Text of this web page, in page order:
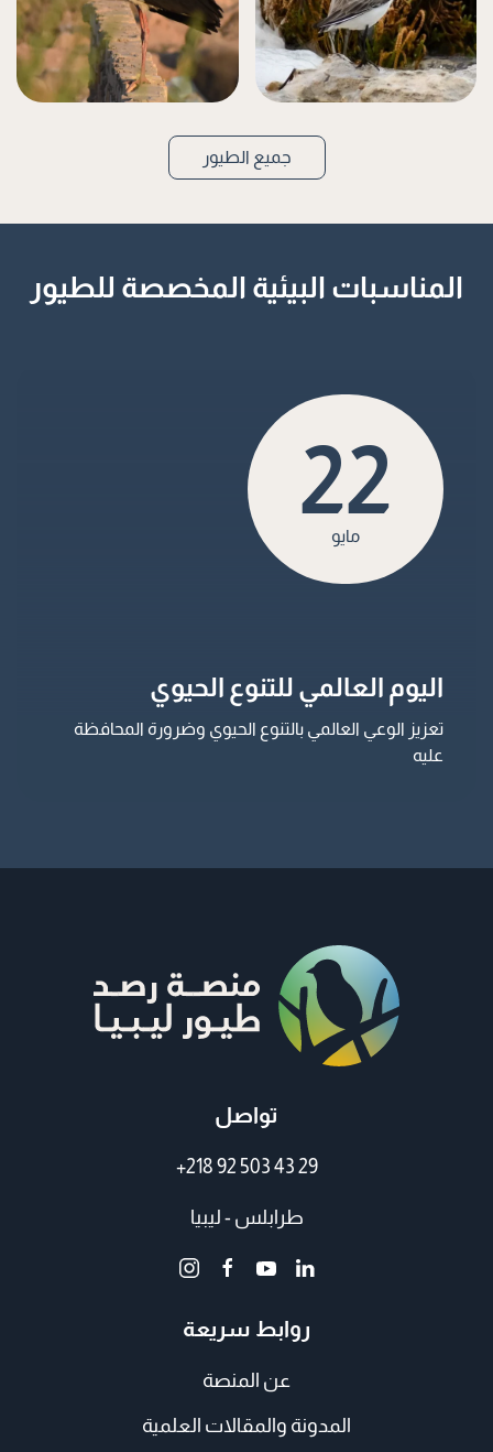
دريجة متغيرة لقلق أبيض
جميع الطيور
المناسبات البيئية المخصصة للطيور
اليوم العالمي للتنوع الحيوي
تعزيز الوعي العالمي بالتنوع الحيوي وضرورة المحافظة
عليه
22
مايو
تواصل
+218 92 503 43 29
طرابلس - ليبيا
روابط سريعة
عن المنصة
المدونة والمقالات العلمية